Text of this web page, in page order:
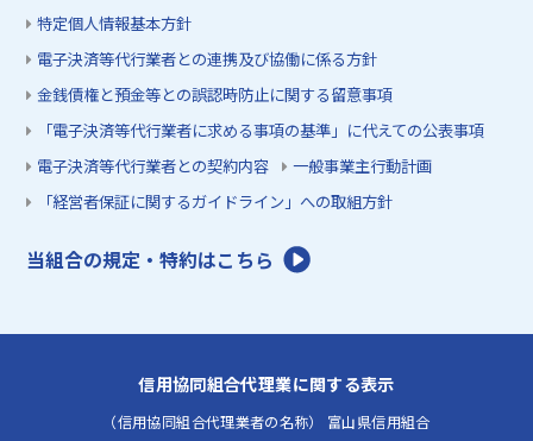
特定個人情報基本方針
電子決済等代行業者との連携及び協働に係る方針
金銭債権と預金等との誤認時防止に関する留意事項
「電子決済等代行業者に求める事項の基準」に代えての公表事項
電子決済等代行業者との契約内容
一般事業主行動計画
「経営者保証に関するガイドライン」への取組方針
当組合の規定・特約はこちら
信用協同組合代理業に関する表示
（信用協同組合代理業者の名称） 富山県信用組合